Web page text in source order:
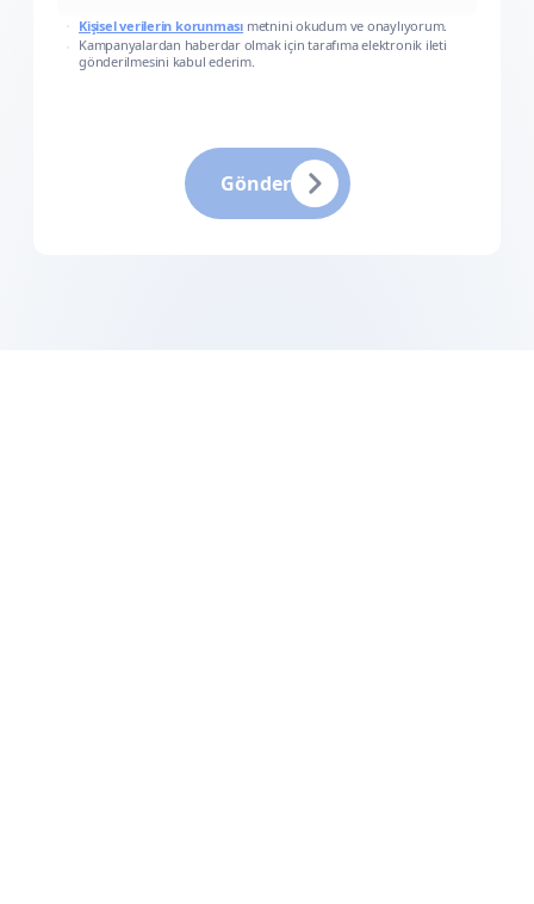
Kişisel verilerin korunması metnini okudum ve onaylıyorum.
Kampanyalardan haberdar olmak için tarafıma elektronik ileti
gönderilmesini kabul ederim.
Gönder